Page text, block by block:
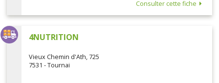
Consulter cette fiche
4NUTRITION
Vieux Chemin d'Ath, 725
7531 - Tournai